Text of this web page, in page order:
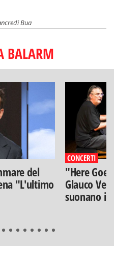
Bua
BALARM
del
"L'ultimo
CONCERTI
"Here
Glauco
suonano i